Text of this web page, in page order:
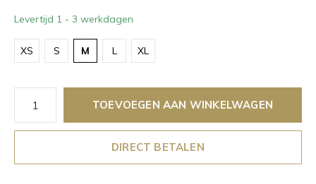
Levertijd 1 - 3 werkdagen
XS S M L XL
TOEVOEGEN AAN WINKELWAGEN
DIRECT BETALEN